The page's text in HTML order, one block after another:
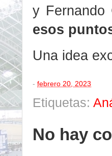
y Fernando
esos
Una idea
- febrero 20, 2023
Etiquetas:
No hay